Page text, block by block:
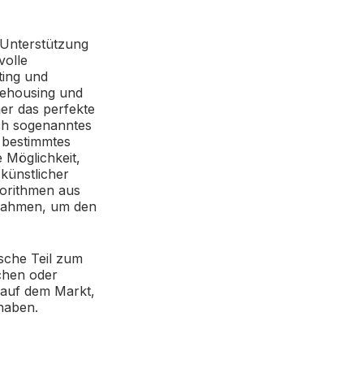
und
und
das perfekte
sogenanntes
Möglichkeit,
aus
um den
Teil zum
oder
dem Markt,